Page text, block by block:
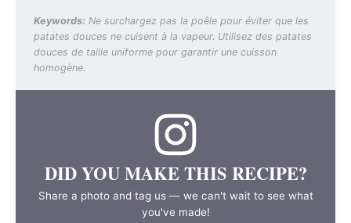
Keywords: Ne surchargez pas la poêle pour éviter que les
patates douces ne cuisent à la vapeur. Utilisez des patates
douces de taille uniforme pour garantir une cuisson
homogène.
DID YOU MAKE THIS RECIPE?
Share a photo and tag us — we can't wait to see what
you've made!